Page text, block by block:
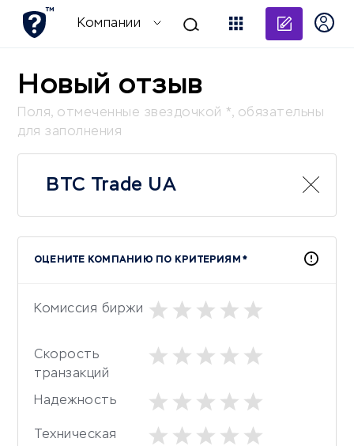
Компании
Новый отзыв
Поля, отмеченные звездочкой *, обязательны
для заполнения
BTC Trade UA
ОЦЕНИТЕ КОМПАНИЮ ПО КРИТЕРИЯМ *
Комиссия биржи
Скорость
транзакций
Надежность
Техническая